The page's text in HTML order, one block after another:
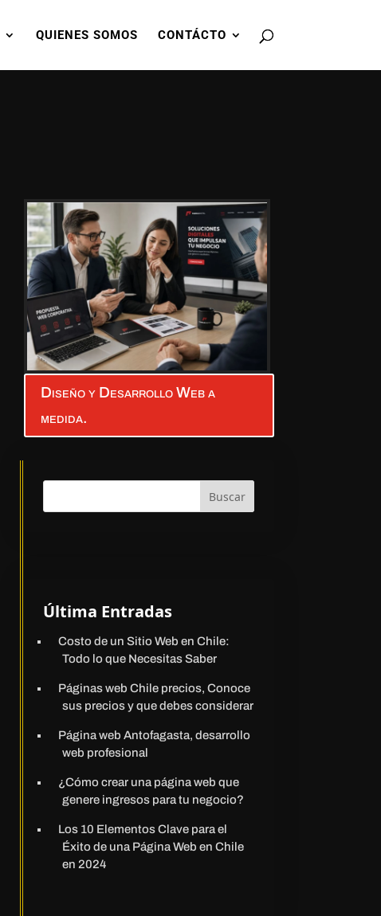
QUIENES SOMOS CONTÁCTO
Diseño y Desarrollo Web a
medida.
Buscar
Última Entradas
Costo de un Sitio Web en Chile:
Todo lo que Necesitas Saber
Páginas web Chile precios, Conoce
sus precios y que debes considerar
Página web Antofagasta, desarrollo
web profesional
¿Cómo crear una página web que
genere ingresos para tu negocio?
Los 10 Elementos Clave para el
Éxito de una Página Web en Chile
en 2024